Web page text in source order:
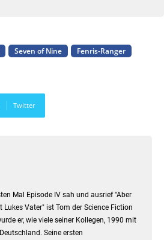
Seven of Nine
Fenris-Ranger
Twitter
Mal Episode IV sah und ausrief "Aber
Lukes Vater" ist Tom der Science Fiction
er, wie viele seiner Kollegen, 1990 mit
Seine ersten